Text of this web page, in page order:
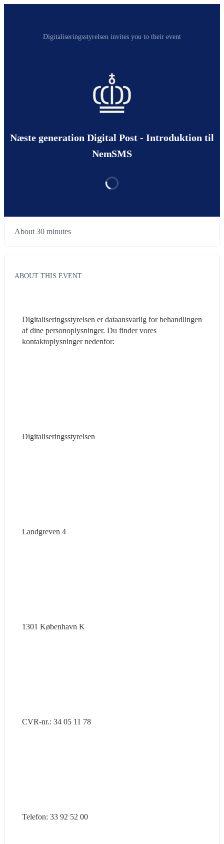
Digitaliseringsstyrelsen invites you to their event
Næste generation Digital Post - Introduktion til
NemSMS
About 30 minutes
ABOUT THIS EVENT
Digitaliseringsstyrelsen er dataansvarlig for behandlingen
af dine personoplysninger. Du finder vores
kontaktoplysninger nedenfor:
Digitaliseringsstyrelsen
Landgreven 4
1301 København K
CVR-nr.: 34 05 11 78
Telefon: 33 92 52 00